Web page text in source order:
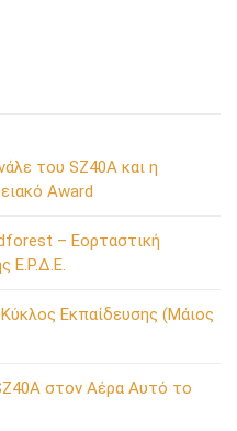
του SZ40A και η
Award
– Εορταστική
Ε.Ρ.Δ.Ε.
Εκπαίδευσης (Μάιος
στον Αέρα Αυτό το